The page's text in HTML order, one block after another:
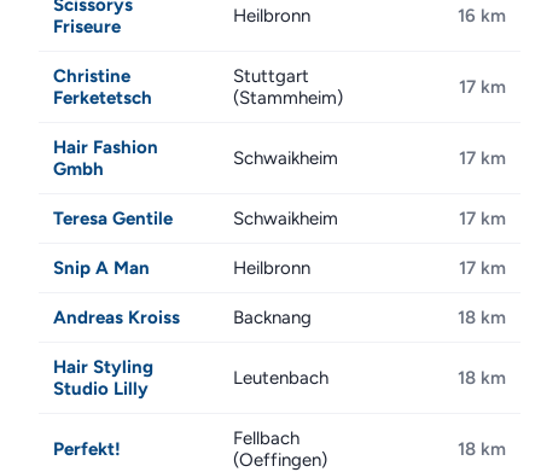
Scissorys
Friseure
Heilbronn 16 km
Christine
Ferketetsch
Stuttgart
(Stammheim)
17 km
Hair Fashion
Gmbh
Schwaikheim 17 km
Teresa Gentile Schwaikheim 17 km
Snip A Man Heilbronn 17 km
Andreas Kroiss Backnang 18 km
Hair Styling
Studio Lilly
Leutenbach 18 km
Perfekt!
Fellbach
(Oeffingen)
18 km